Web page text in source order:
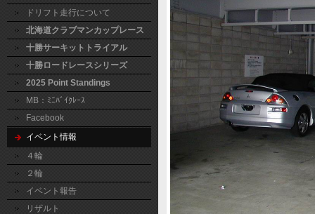
ドリフト走行について
北海道クラブマンカップレース
十勝サーキットトライアル
十勝ロードレースシリーズ
2025 Point Standings
MB：ﾐﾆﾊﾞｲｸﾚｰｽ
Facebook
イベント情報
４輪
２輪
イベント報告
リザルト